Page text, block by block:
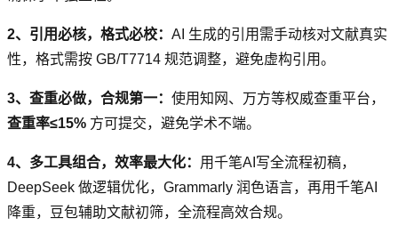
2、引用必核，格式必校： AI 生成的引用需手动核对文献真实
性，格式需按 GB/T7714 规范调整，避免虚构引用。
3、查重必做，合规第一： 使用知网、万方等权威查重平台，
查重率≤15% 方可提交，避免学术不端。
4、多工具组合，效率最大化： 用千笔AI写全流程初稿，
DeepSeek 做逻辑优化，Grammarly 润色语言，再用千笔AI
降重，豆包辅助文献初筛，全流程高效合规。